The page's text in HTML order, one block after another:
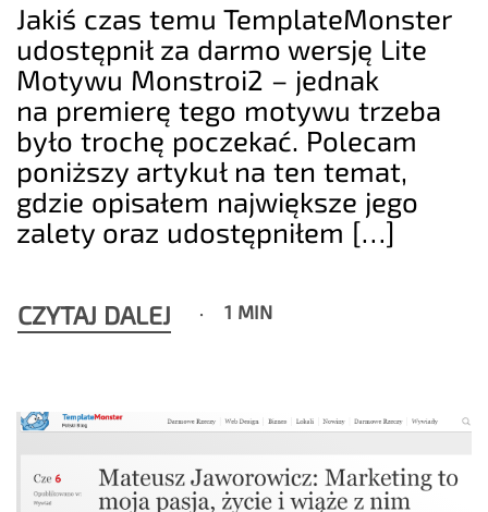
Jakiś czas temu TemplateMonster
udostępnił za darmo wersję Lite
Motywu Monstroi2 – jednak
na premierę tego motywu trzeba
było trochę poczekać. Polecam
poniższy artykuł na ten temat,
gdzie opisałem największe jego
zalety oraz udostępniłem […]
CZYTAJ DALEJ 1 MIN